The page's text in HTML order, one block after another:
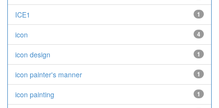
ICE1 1
icon 4
icon design 1
icon painter's manner 1
icon painting 1